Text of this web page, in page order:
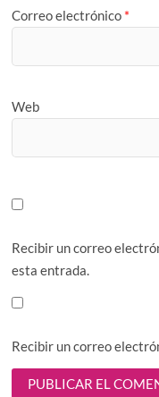
Correo electrónico *
Web
Recibir un correo
esta entrada.
Recibir un correo